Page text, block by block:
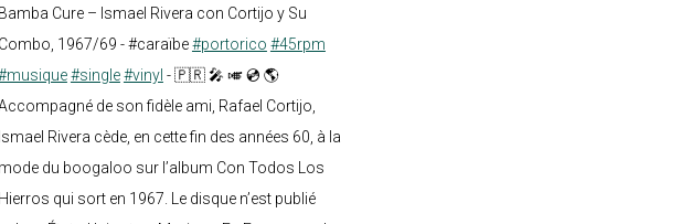
Bamba Cure – Ismael Rivera con Cortijo y Su
Combo, 1967/69 - #caraïbe#portorico #45rpm
#single#vinyl - 🇵🇷 🎤 🎺 💿 🌎
de son fidèle ami, Rafael Cortijo,
Ismael Rivera cède, en cette fin des années 60, à la
mode du boogaloo sur l’album Con Todos Los
Hierros qui sort en 1967. Le disque n’est publié